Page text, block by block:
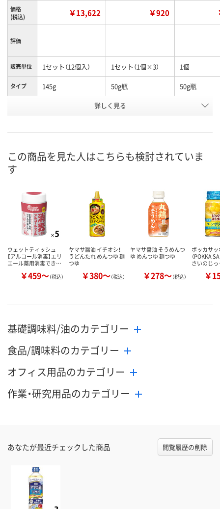
価格
(税込)
￥13,622 ￥920
評価
販売単位 1セット（12個入） 1セット（1個×3） 1個
タイプ 145g 50g瓶 50g瓶
AKE6806 AKE6795
8月11日（火）
カゴへ カ
詳しく見る
この商品を見た人はこちらも検討されていま
す
ウェットティッシュ
【アルコール消毒】エリ
エール薬用消毒でき…
￥459～（税込）
ヤマサ醤油 イチオシ！
うどんたれ めんつゆ 麺
つゆ
￥380～（税込）
ヤマサ醤油 そうめんつ
ゆ めんつゆ 麺つゆ
￥278～（税込）
ポッカサッ
（POKKA
さいのじ
￥
基礎調味料/油のカテゴリー
食品/調味料のカテゴリー
オフィス用品のカテゴリー
作業・研究用品のカテゴリー
あなたが最近チェックした商品 閲覧履歴の削除